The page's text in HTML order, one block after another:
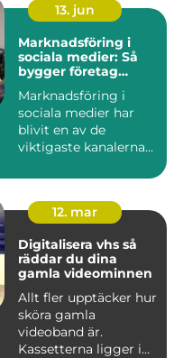
13. jun
Marknadsföring i
sociala medier: Så
bygger företag
Marknadsföring i
sociala medier har
blivit en av de
viktigaste kanalerna
12. mar
Digitalisera vhs så
räddar du dina
gamla videominnen
Allt fler upptäcker hur
sköra gamla
videoband är.
Kassetterna ligger i